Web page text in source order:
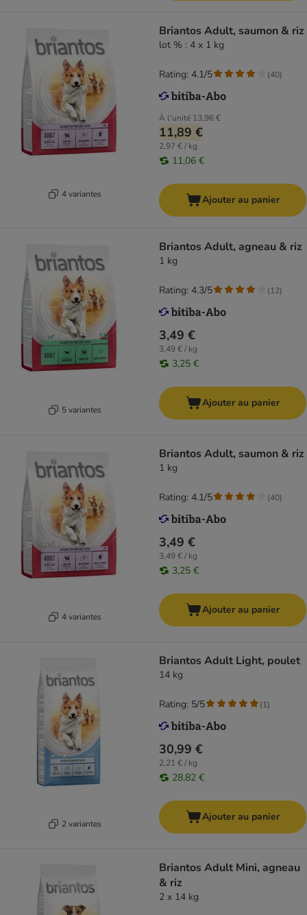
4 variantes
Briantos Adult, saumon & riz
lot % : 4 x 1 kg
À l'unité 13,96 €
11,89 €
2,97 € / kg
11,06 €
Rating: 4.1/5 (40)
Ajouter au panier
5 variantes
Briantos Adult, agneau & riz
1 kg
3,49 €
3,49 € / kg
3,25 €
Rating: 4.3/5 (12)
Ajouter au panier
4 variantes
Briantos Adult, saumon & riz
1 kg
3,49 €
3,49 € / kg
3,25 €
Rating: 4.1/5 (40)
Ajouter au panier
2 variantes
Briantos Adult Light, poulet
14 kg
30,99 €
2,21 € / kg
28,82 €
Rating: 5/5 (1)
Ajouter au panier
Briantos Adult Mini, agneau
& riz
2 x 14 kg